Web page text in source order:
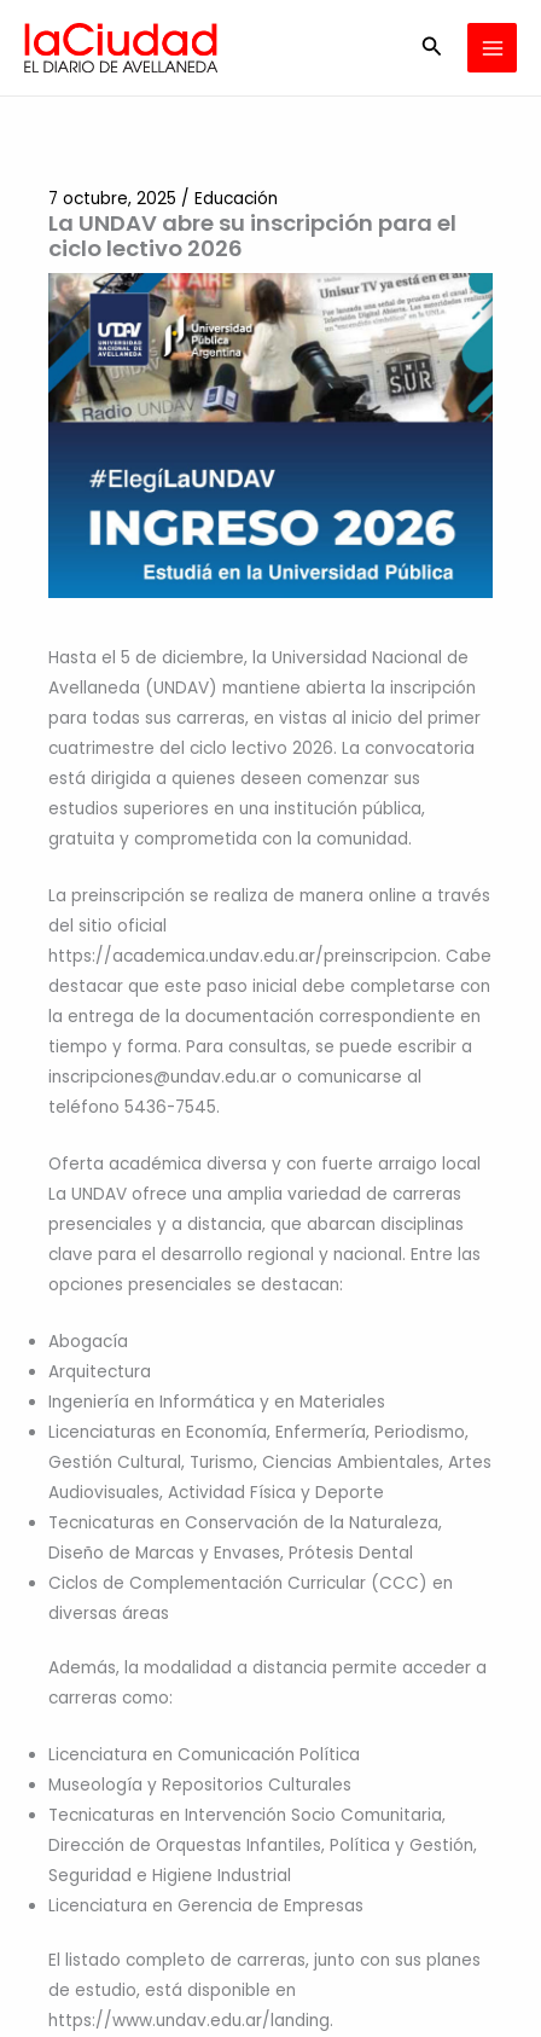
contenido
Buscar
La UNDAV abre su inscripción para el
ciclo lectivo 2026
7 octubre, 2025 / Educación
Hasta el 5 de diciembre, la Universidad Nacional de
Avellaneda (UNDAV) mantiene abierta la inscripción
para todas sus carreras, en vistas al inicio del primer
cuatrimestre del ciclo lectivo 2026. La convocatoria
está dirigida a quienes deseen comenzar sus
estudios superiores en una institución pública,
gratuita y comprometida con la comunidad.
La preinscripción se realiza de manera online a través
del sitio oficial
https://academica.undav.edu.ar/preinscripcion. Cabe
destacar que este paso inicial debe completarse con
la entrega de la documentación correspondiente en
tiempo y forma. Para consultas, se puede escribir a
inscripciones@undav.edu.ar o comunicarse al
teléfono 5436-7545.
Oferta académica diversa y con fuerte arraigo local
La UNDAV ofrece una amplia variedad de carreras
presenciales y a distancia, que abarcan disciplinas
clave para el desarrollo regional y nacional. Entre las
opciones presenciales se destacan:
Abogacía
Arquitectura
Ingeniería en Informática y en Materiales
Licenciaturas en Economía, Enfermería, Periodismo,
Gestión Cultural, Turismo, Ciencias Ambientales, Artes
Audiovisuales, Actividad Física y Deporte
Tecnicaturas en Conservación de la Naturaleza,
Diseño de Marcas y Envases, Prótesis Dental
Ciclos de Complementación Curricular (CCC) en
diversas áreas
Además, la modalidad a distancia permite acceder a
carreras como:
Licenciatura en Comunicación Política
Museología y Repositorios Culturales
Tecnicaturas en Intervención Socio Comunitaria,
Dirección de Orquestas Infantiles, Política y Gestión,
Seguridad e Higiene Industrial
Licenciatura en Gerencia de Empresas
El listado completo de carreras, junto con sus planes
de estudio, está disponible en
https://www.undav.edu.ar/landing.